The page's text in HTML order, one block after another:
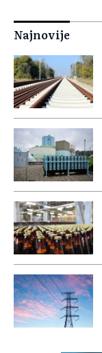
Najnovije